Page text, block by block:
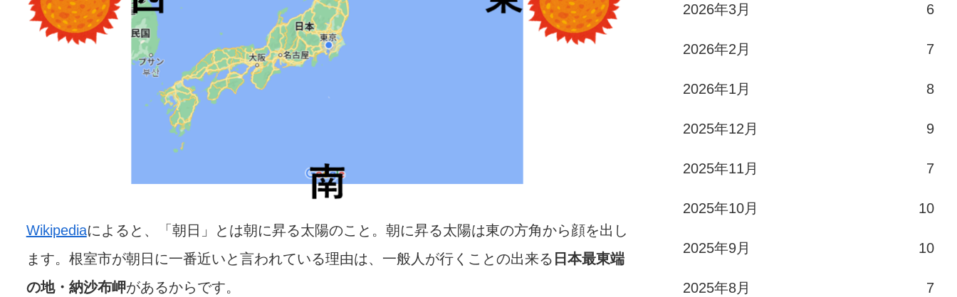
Wikipediaによると、「朝日」とは朝に昇る太陽のこと。朝に昇る太陽は東の方角から顔を出し
ます。根室市が朝日に一番近いと言われている理由は、一般人が行くことの出来る 日本最東端
の地・納沙布岬があるからです。
2026年3月 6
2026年2月 7
2026年1月 8
2025年12月 9
2025年11月 7
2025年10月 10
2025年9月 10
2025年8月 7